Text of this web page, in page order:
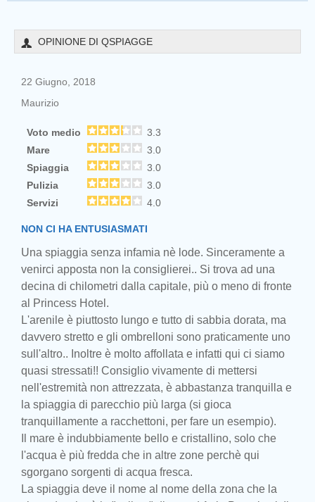
OPINIONE DI QSPIAGGE
22 Giugno, 2018
Maurizio
Voto medio
3.3
Mare
3.0
Spiaggia
3.0
Pulizia
3.0
Servizi
4.0
NON CI HA ENTUSIASMATI
Una spiaggia senza infamia nè lode. Sinceramente a
venirci apposta non la consiglierei.. Si trova ad una
decina di chilometri dalla capitale, più o meno di fronte
al Princess Hotel.
L'arenile è piuttosto lungo e tutto di sabbia dorata, ma
davvero stretto e gli ombrelloni sono praticamente uno
sull'altro.. Inoltre è molto affollata e infatti qui ci siamo
quasi stressati!! Consiglio vivamente di mettersi
nell'estremità non attrezzata, è abbastanza tranquilla e
la spiaggia di parecchio più larga (si gioca
tranquillamente a racchettoni, per fare un esempio).
Il mare è indubbiamente bello e cristallino, solo che
l'acqua è più fredda che in altre zone perchè qui
sgorgano sorgenti di acqua fresca.
La spiaggia deve il nome al nome della zona che la